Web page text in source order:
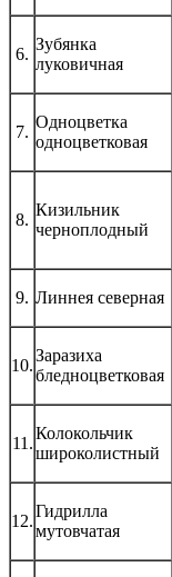
6.
Зубянка
луковичная
7.
Одноцветка
одноцветковая
8.
Кизильник
черноплодный
9. Линнея северная
10.
Заразиха
бледноцветковая
11.
Колокольчик
широколистный
12.
Гидрилла
мутовчатая